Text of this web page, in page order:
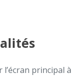
principal à